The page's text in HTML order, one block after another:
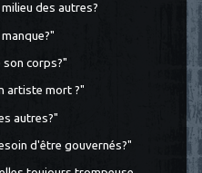
des autres?
son corps?"
artiste mort ?"
autres?"
d'être gouvernés?"